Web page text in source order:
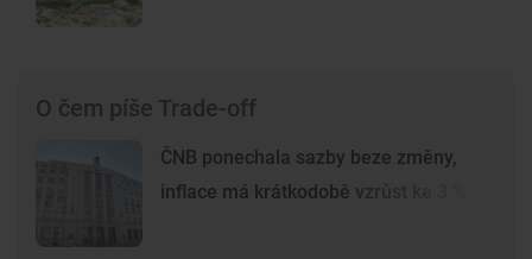
O čem píše Trade-off
ČNB ponechala sazby beze změny,
inflace má krátkodobě vzrůst ke 3 %